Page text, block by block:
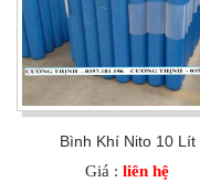
Bình Khí Nito 10 Lít
Giá : liên hệ